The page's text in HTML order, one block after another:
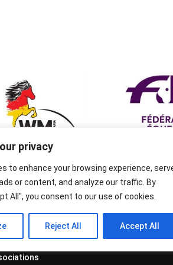
privacy
to enhance your browsing experience,
or content, and analyze our traffic. By
All", you consent to our use of cookies.
Reject All Accept All
2026 FEIF - International